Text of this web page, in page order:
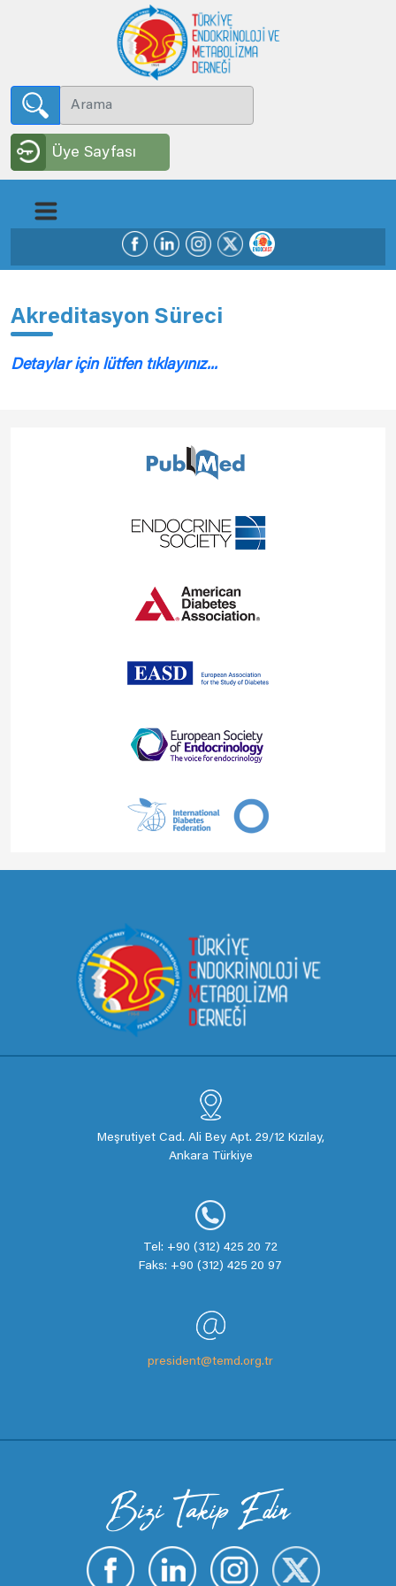
Üye Sayfası
Akreditasyon Süreci
Detaylar için lütfen tıklayınız...
Meşrutiyet Cad. Ali Bey Apt. 29/12 Kızılay,
Ankara Türkiye
Tel: +90 (312) 425 20 72
Faks: +90 (312) 425 20 97
president@temd.org.tr
Bizi Takip Edin